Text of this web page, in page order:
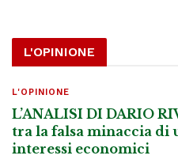
L'OPINIONE
L'OPINIONE
L’ANALISI DI DARIO
tra la falsa minaccia di
interessi economici